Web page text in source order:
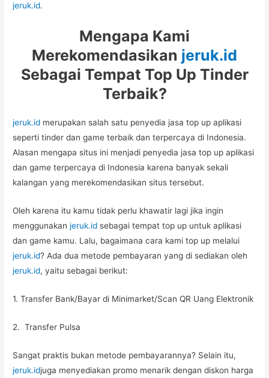
jeruk.id.
Mengapa Kami
Merekomendasikan jeruk.id
Sebagai Tempat Top Up Tinder
Terbaik?
jeruk.id merupakan salah satu penyedia jasa top up aplikasi
seperti tinder dan game terbaik dan terpercaya di Indonesia.
Alasan mengapa situs ini menjadi penyedia jasa top up aplikasi
dan game terpercaya di Indonesia karena banyak sekali
kalangan yang merekomendasikan situs tersebut.
Oleh karena itu kamu tidak perlu khawatir lagi jika ingin
menggunakanjeruk.id sebagai tempat top up untuk aplikasi
dan game kamu. Lalu, bagaimana cara kami top up melalui
jeruk.id? Ada dua metode pembayaran yang di sediakan oleh
jeruk.id, yaitu sebagai berikut:
1. Transfer Bank/Bayar di Minimarket/Scan QR Uang Elektronik
2. Transfer Pulsa
Sangat praktis bukan metode pembayarannya? Selain itu,
jeruk.idjuga menyediakan promo menarik dengan diskon harga